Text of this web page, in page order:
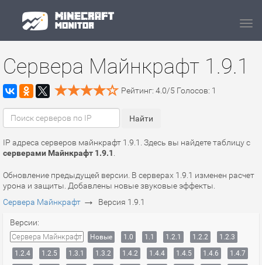
Сервера Майнкрафт 1.9.1
Рейтинг: 4.0/5 Голосов: 1
IP адреса серверов майнкрафт 1.9.1. Здесь вы найдете таблицу с
серверами Майнкрафт 1.9.1
Обновление предыдущей версии. В серверах 1.9.1 изменен расчет
урона и защиты. Добавлены новые звуковые эффекты.
Сервера Майнкрафт → Версия 1.9.1
Версии:
Сервера Майнкрафт Новые 1.0 1.1 1.2.1 1.2.2
1.2.3
1.2.4
1.2.5 1.3.1 1.3.2 1.4.2 1.4.4 1.4.5 1.4.6
1.4.7